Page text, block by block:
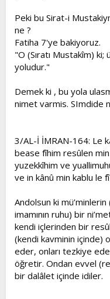
Peki bu Sirat-i
ne ?
Fatiha 7'ye bakiyoruz.
"O (Sıratı Mustakîm)
yoludur."
Demek ki , bu yola
nimet varmis. SImdide
3/AL-İ İMRAN-164: Le
bease fîhim resûlen
yuzekkîhim ve
ve in kânû min kablu le
Andolsun ki
imamının ruhu) bir
kendi içlerinden bir
(kendi kavminin içinde)
eder, onları tezkiye
öğretir. Ondan evvel
bir dalâlet içinde idiler.